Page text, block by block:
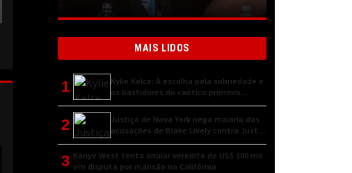
MAIS LIDOS
1
Kylie Kelce: A escolha pela sobriedade e
os bastidores do caótico primeiro
encontro
2
Justiça de Nova York nega maioria das
acusações de Blake Lively contra Justin
Baldoni
3 Kanye West tenta anular veredito de US$ 100 mil
em disputa por mansão na Califórnia